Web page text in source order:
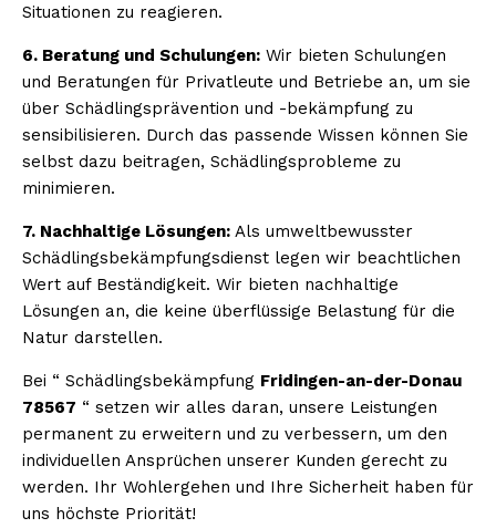
Situationen zu reagieren.
6. Beratung und Schulungen: Wir bieten Schulungen
und Beratungen für Privatleute und Betriebe an, um sie
über Schädlingsprävention und -bekämpfung zu
sensibilisieren. Durch das passende Wissen können Sie
selbst dazu beitragen, Schädlingsprobleme zu
minimieren.
7. Nachhaltige Lösungen: Als umweltbewusster
Schädlingsbekämpfungsdienst legen wir beachtlichen
Wert auf Beständigkeit. Wir bieten nachhaltige
Lösungen an, die keine überflüssige Belastung für die
Natur darstellen.
Bei “ Schädlingsbekämpfung Fridingen-an-der-Donau
78567 “ setzen wir alles daran, unsere Leistungen
permanent zu erweitern und zu verbessern, um den
individuellen Ansprüchen unserer Kunden gerecht zu
werden. Ihr Wohlergehen und Ihre Sicherheit haben für
uns höchste Priorität!